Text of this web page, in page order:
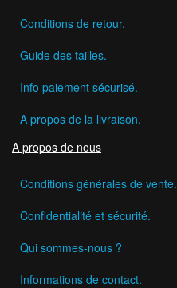
Conditions de retour.
Guide des tailles.
Info paiement sécurisé.
A propos de la livraison.
A propos de nous
Conditions générales de vente.
Confidentialité et sécurité.
Qui sommes-nous ?
Informations de contact.